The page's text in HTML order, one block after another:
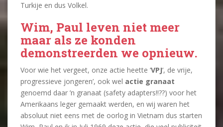
Turkije en dus Volkel.
Wim, Paul leven niet meer
maar als ze konden
demonstreerden we opnieuw.
Voor wie het vergeet, onze actie heette ‘VPJ‘, de vrije,
progressieve jongeren’, ook wel actie granaat
genoemd daar ’n granaat (safety adapters!!??) voor het
Amerikaans leger gemaakt werden, en wij waren het
absoluut niet eens met de oorlog in Vietnam dus starten